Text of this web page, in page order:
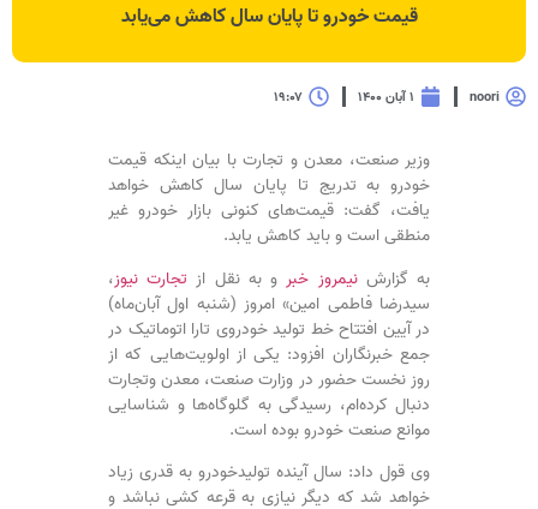
قیمت خودرو تا پایان سال کاهش می‌یابد
noori ۱ آبان ۱۴۰۰ ۱۹:۰۷
وزیر صنعت، معدن و تجارت با بیان اینکه قیمت
خودرو به تدریج تا پایان سال کاهش خواهد
یافت، گفت: قیمت‌های کنونی بازار خودرو غیر
منطقی است و باید کاهش یابد.
به گزارشنیمروز خبرو به نقل از تجارت نیوز،
سیدرضا فاطمی امین» امروز (شنبه اول آبان‌ماه)
در آیین افتتاح خط تولید خودروی تارا اتوماتیک در
جمع خبرنگاران افزود: یکی از اولویت‌هایی که از
روز نخست حضور در وزارت صنعت، معدن وتجارت
دنبال کرده‌ام، رسیدگی به گلوگاه‌ها و شناسایی
موانع صنعت خودرو بوده است.
وی قول داد: سال آینده تولیدخودرو به قدری زیاد
خواهد شد که دیگر نیازی به قرعه کشی نباشد و